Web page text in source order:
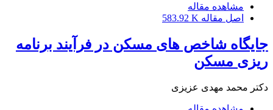
مشاهده مقاله
اصل مقاله 583.92 K
جایگاه شاخص های مسکن در فرآیند برنامه
ریزی مسکن
دکتر محمد مهدی عزیزی